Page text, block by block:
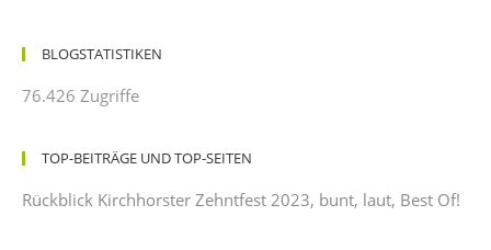
BLOGSTATISTIKEN
76.426 Zugriffe
TOP-BEITRÄGE UND TOP-SEITEN
Rückblick Kirchhorster Zehntfest 2023, bunt, laut, Best Of!